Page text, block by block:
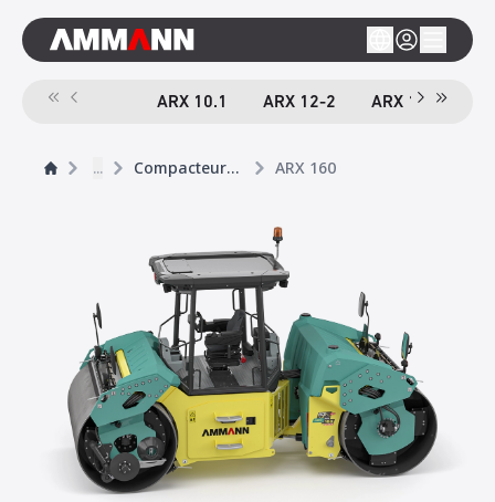
ARX 10.1 ARX 12-2 ARX 16-2
... Compacteurs tandem ARX 160